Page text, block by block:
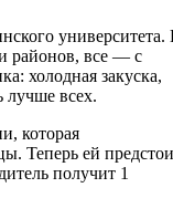
университета.
районов, все — с
холодная закуска,
лучше всех.
которая
Теперь ей
получит 1